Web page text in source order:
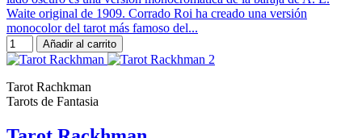
Waite original de 1909. Corrado Roi ha creado una versión
monocolor del tarot más famoso del...
Añadir al carrito
Tarot Rachkman
Tarots de Fantasia